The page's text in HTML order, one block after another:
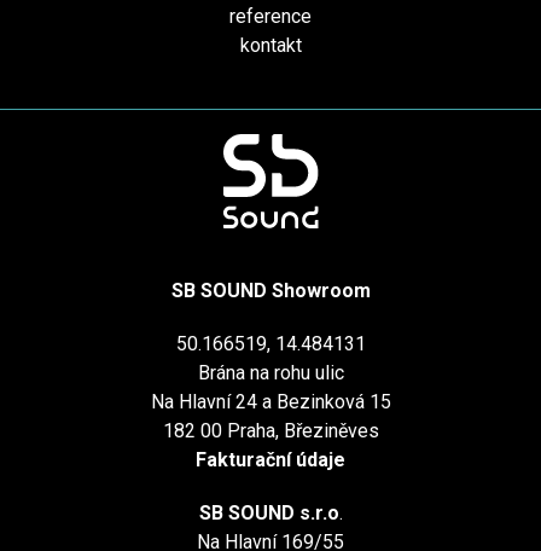
reference
kontakt
SB SOUND Showroom
50.166519, 14.484131
Brána na rohu ulic
Na Hlavní 24 a Bezinková 15
182 00 Praha, Březiněves
Fakturační údaje
SB SOUND s.r.o.
Na Hlavní 169/55